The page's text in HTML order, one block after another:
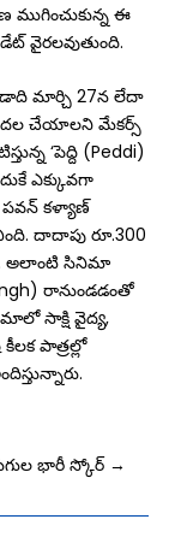
ఈ
వైర‌ల‌వుతుంది.
మార్చి 27న లేదా
చేయాలని మేకర్స్
‘పెద్ది (Peddi)
ఎక్కువగా
పవన్ కళ్యాణ్
దాదాపు రూ.300
అలాంటి సినిమా
రానుండడంతో
సాక్షి వైద్య,
పాత్రల్లో
భారీ స్కోర్→